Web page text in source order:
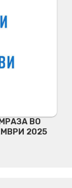
ВО
2025